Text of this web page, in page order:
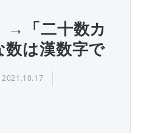
→「二十数カ
は漢数字で
2021.10.17